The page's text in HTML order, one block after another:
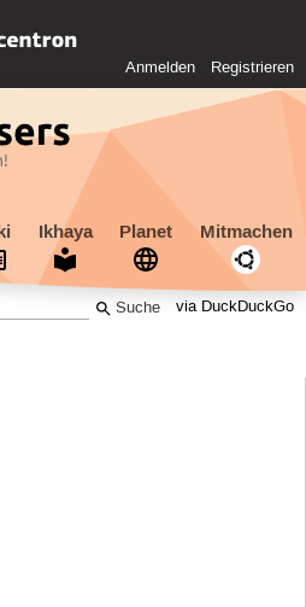
Anmelden Registrieren
Ikhaya Planet Mitmachen
via DuckDuckGo